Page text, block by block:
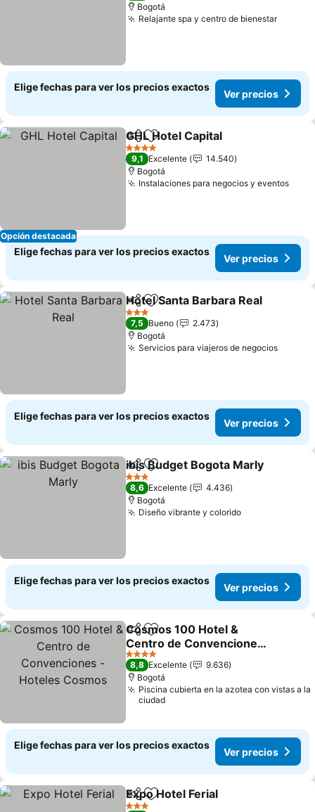
Bogotá
Relajante spa y centro de bienestar
Elige fechas para ver los precios exactos
Ver precios
Opción destacada
CompartirAgregar a favoritos
GHL Hotel Capital
4 Estrellas
9,1 Excelente
14.540
Bogotá
Instalaciones para negocios y eventos
Elige fechas para ver los precios exactos
Ver precios
CompartirAgregar a favoritos
Hotel Santa Barbara Real
3 Estrellas
7,5 Bueno
2.473
Bogotá
Servicios para viajeros de negocios
Elige fechas para ver los precios exactos
Ver precios
CompartirAgregar a favoritos
ibis Budget Bogota Marly
3 Estrellas
8,6 Excelente
4.436
Bogotá
Diseño vibrante y colorido
Elige fechas para ver los precios exactos
Ver precios
CompartirAgregar a favoritos
Cosmos 100 Hotel &
Centro de Convenciones
- Hoteles Cosmos
4 Estrellas
8,8 Excelente
9.636
Bogotá
Piscina cubierta en la azotea con vistas a la
ciudad
Elige fechas para ver los precios exactos
Ver precios
CompartirAgregar a favoritos
Expo Hotel Ferial